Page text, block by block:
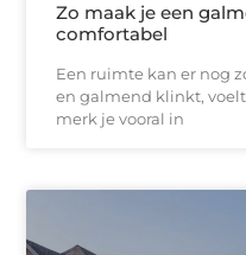
Zo maak je een
comfortabel
Een ruimte kan er nog
en galmend klinkt,
merk je vooral in